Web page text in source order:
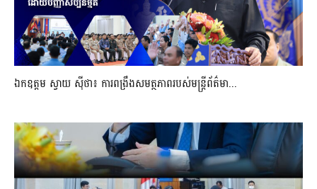
ឯកឧត្តម ស្វាយ ស៊ីថា៖ ការពង្រឹងសមត្ថភាពរបស់មន្ត្រីព័ត៌មា...